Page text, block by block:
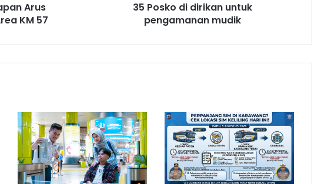
Arus
KM 57
35 Posko di dirikan untuk
pengamanan mudik